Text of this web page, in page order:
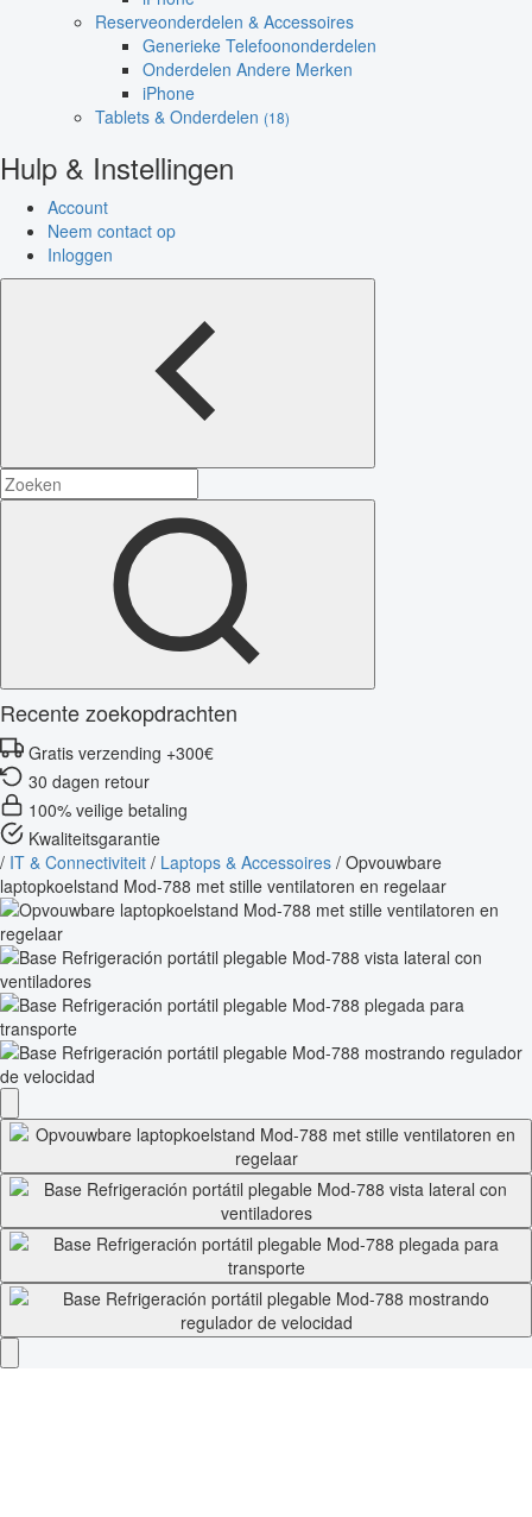
Reserveonderdelen & Accessoires
Generieke Telefoononderdelen
Onderdelen Andere Merken
iPhone
Tablets & Onderdelen (18)
Hulp & Instellingen
Account
Neem contact op
Inloggen
Recente zoekopdrachten
Gratis verzending +300€
30 dagen retour
100% veilige betaling
Kwaliteitsgarantie
/ IT & Connectiviteit / Laptops & Accessoires / Opvouwbare
laptopkoelstand Mod-788 met stille ventilatoren en regelaar